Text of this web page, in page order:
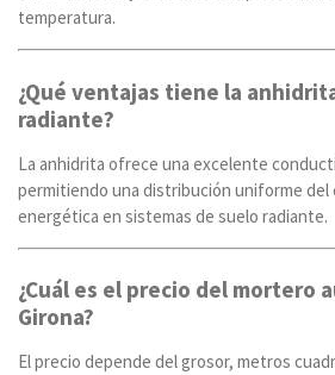
temperatura.
¿Qué ventajas tiene la
radiante?
La anhidrita ofrece una excelente
permitiendo una distribución uniforme del
energética en sistemas de suelo radiante.
¿Cuál es el precio del mortero
Girona?
El precio depende del grosor, metros